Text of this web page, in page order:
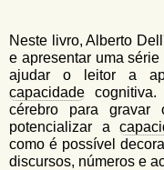
b
u
s
c
a
Neste livro, Alberto
e apresentar uma
ajudar o leitor a
capacidade
cérebro para gravar
potencializar a
como é possível
discursos, números e